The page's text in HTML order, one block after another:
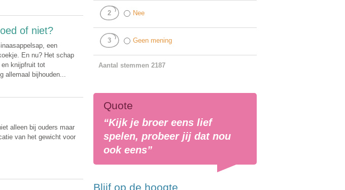
of niet?
een
En nu? Het schap
knijpfruit tot
allemaal bijhouden...
alleen bij ouders maar
van het gewicht voor
2 Nee
3 Geen mening
Aantal stemmen 2187
Quote
“Kijk je broer eens lief
spelen, probeer jij dat nou
ook eens”
Blijf op de hoogte